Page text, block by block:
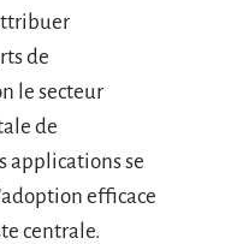
de
le secteur
de
applications se
efficace
centrale.